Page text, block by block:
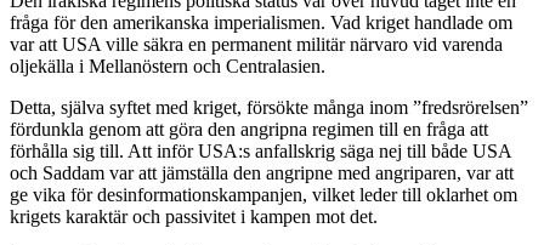
fråga för den amerikanska imperialismen. Vad kriget handlade om
var att USA ville säkra en permanent militär närvaro vid varenda
oljekälla i Mellanöstern och Centralasien.
Detta, själva syftet med kriget, försökte många inom ”fredsrörelsen”
fördunkla genom att göra den angripna regimen till en fråga att
förhålla sig till. Att inför USA:s anfallskrig säga nej till både USA
och Saddam var att jämställa den angripne med angriparen, var att
ge vika för desinformationskampanjen, vilket leder till oklarhet om
krigets karaktär och passivitet i kampen mot det.